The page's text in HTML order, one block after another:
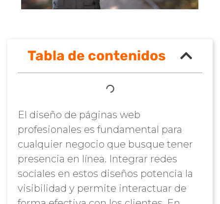
Tabla de contenidos
El diseño de páginas web
profesionales es fundamental para
cualquier negocio que busque tener
presencia en línea. Integrar redes
sociales en estos diseños potencia la
visibilidad y permite interactuar de